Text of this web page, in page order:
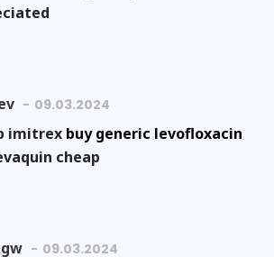
09.03.2024
imitrex buy generic levofloxacin
cheap
09.03.2024